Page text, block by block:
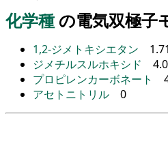
化学種 の電気双極子
1,2-ジメトキシエタン 1.71
ジメチルスルホキシド
プロピレンカーボネート
アセトニトリル 0